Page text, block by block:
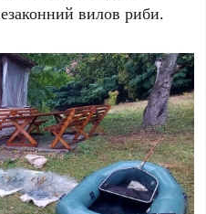
вилов риби.